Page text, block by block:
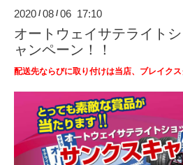
2020 /08 /06 17:10
オートウェイサテライト
ャンペーン！！
配送先ならびに取り付けは当店、ブレイクス